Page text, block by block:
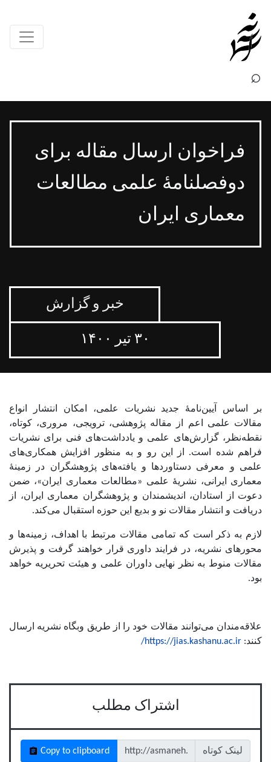
×
⌕
فراخوان ارسال مقاله برای
دوفصلنامۀ علمی مطالعات
معماری ایران
خبر و گزارش
۳۰ تیر ۱۴۰۰
بر اساس آیین‌نامۀ جدید نشریات علمی، امکان انتشار انواع
مقالات علمی اعم از مقاله پژوهشی، ترویجی، مروری، کوتاه،
نقطه‌نظر، گزارش‌های علمی و یادداشت‌های فنی برای نشریات
فراهم شده است. از این رو و به منظور افزایش همکاری‌های
علمی و معرفی دستاوردها و یافته‌های پژوهشگران در زمینۀ
معماری ایرانی، نشریۀ علمی «مطالعات معماری ایران»، ضمن
دعوت از استادان، اندیشمندان و پژوهشگران معماری ایران، از
دریافت و انتشار مقالات نو و بدیع این حوزه استقبال می‌کند.
لازم به ذکر است که تمامی مقالات مرتبط با اهداف، زمینه‌ها و
محورهای نشریه، در فرایند داوری قرار خواهند گرفت و پذیرش
مقالات منوط به نظر نهایی داوران علمی و هیئت تحریریه خواهد
بود.
علاقه‌مندان می‌توانند مقالات خود را از طریق وبگاه نشریه ارسال
کنند: https://jias.kashanu.ac.ir/
اشتراک مطلب
لینک کوتاه Copy to clipboard